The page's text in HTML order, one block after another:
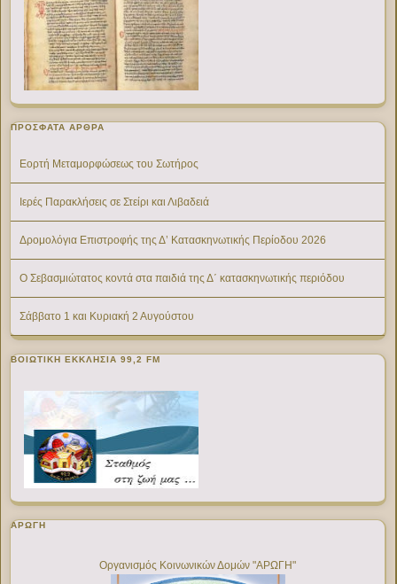
ΠΡΌΣΦΑΤΑ ΆΡΘΡΑ
Εορτή Μεταμορφώσεως του Σωτήρος
Ιερές Παρακλήσεις σε Στείρι και Λιβαδειά
Δρομολόγια Επιστροφής της Δ’ Κατασκηνωτικής Περίοδου 2026
Ο Σεβασμιώτατος κοντά στα παιδιά της Δ΄ κατασκηνωτικής περιόδου
Σάββατο 1 και Κυριακή 2 Αυγούστου
ΒΟΙΩΤΙΚΉ ΕΚΚΛΗΣΊΑ 99,2 FM
ΑΡΩΓΗ
Οργανισμός Κοινωνικών Δομών "ΑΡΩΓΗ"